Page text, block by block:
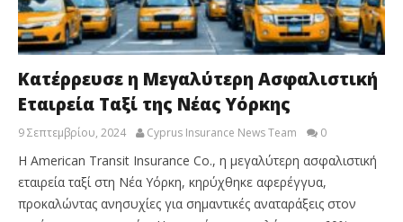
Κατέρρευσε η Μεγαλύτερη Ασφαλιστική
Εταιρεία Ταξί της Νέας Υόρκης
9 Σεπτεμβρίου, 2024 Cyprus Insurance News Team 0
Η American Transit Insurance Co., η μεγαλύτερη ασφαλιστική
εταιρεία ταξί στη Νέα Υόρκη, κηρύχθηκε αφερέγγυα,
προκαλώντας ανησυχίες για σημαντικές αναταράξεις στον